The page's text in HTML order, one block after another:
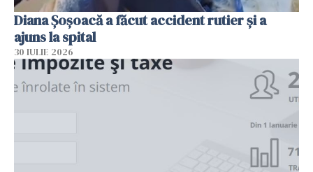
Diana Șoșoacă a făcut accident rutier și a
ajuns la spital
30 IULIE 2026